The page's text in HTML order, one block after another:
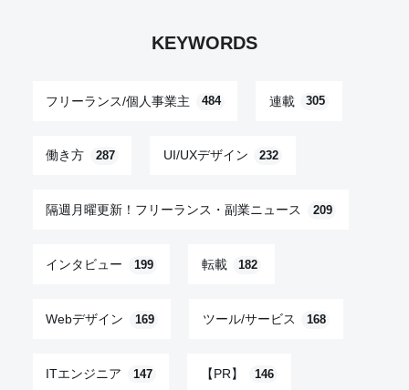
KEYWORDS
フリーランス/個人事業主 484 連載 305
働き方 287 UI/UXデザイン 232
隔週月曜更新！フリーランス・副業ニュース 209
インタビュー 199 転載 182
Webデザイン 169 ツール/サービス 168
ITエンジニア 147 【PR】 146